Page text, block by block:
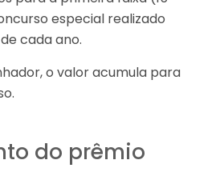
especial realizado
cada ano.
o valor acumula para
do prêmio